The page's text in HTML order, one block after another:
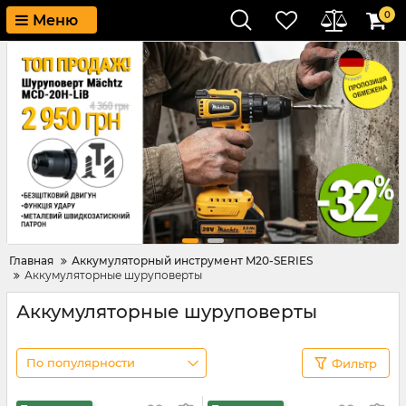
Меню 0
Главная
Аккумуляторный инструмент M20-SERIES
Аккумуляторные шуруповерты
Аккумуляторные шуруповерты
По популярности Фильтр